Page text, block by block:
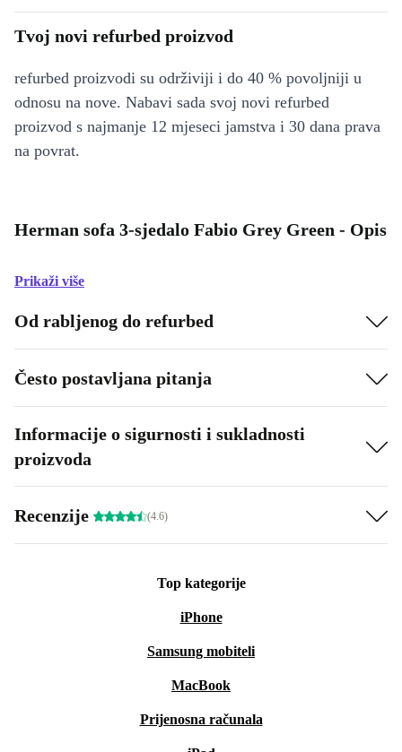
Tvoj novi refurbed proizvod
refurbed proizvodi su održiviji i do 40 % povoljniji u
odnosu na nove. Nabavi sada svoj novi refurbed
proizvod s najmanje 12 mjeseci jamstva i 30 dana prava
na povrat.
Herman sofa 3-sjedalo Fabio Grey Green - Opis
Prikaži više
Od rabljenog do refurbed
Često postavljana pitanja
Informacije o sigurnosti i sukladnosti
proizvoda
Recenzije (4.6)
Top kategorije
iPhone
Samsung mobiteli
MacBook
Prijenosna računala